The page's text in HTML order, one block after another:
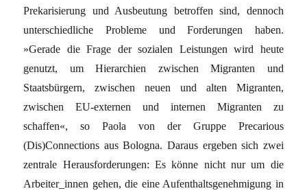
Prekarisierung und Ausbeutung betroffen sind, dennoch
unterschiedliche Probleme und Forderungen haben.
»Gerade die Frage der sozialen Leistungen wird heute
genutzt, um Hierarchien zwischen Migranten und
Staatsbürgern, zwischen neuen und alten Migranten,
zwischen EU-externen und internen Migranten zu
schaffen«, so Paola von der Gruppe Precarious
(Dis)Connections aus Bologna. Daraus ergeben sich zwei
zentrale Herausforderungen: Es könne nicht nur um die
Arbeiter_innen gehen, die eine Aufenthaltsgenehmigung in